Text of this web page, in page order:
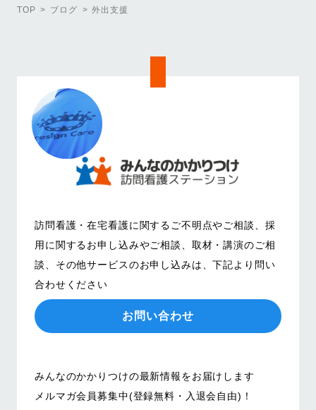
TOP ブログ 外出支援
訪問看護・在宅看護に関するご不明点やご相談、 採
用に関するお申し込みやご相談、取材・講演のご相
談、その他サービスのお申し込みは、下記より問い
合わせください
お問い合わせ
みんなのかかりつけの最新情報をお届けします
メルマガ会員募集中(登録無料・入退会自由)！